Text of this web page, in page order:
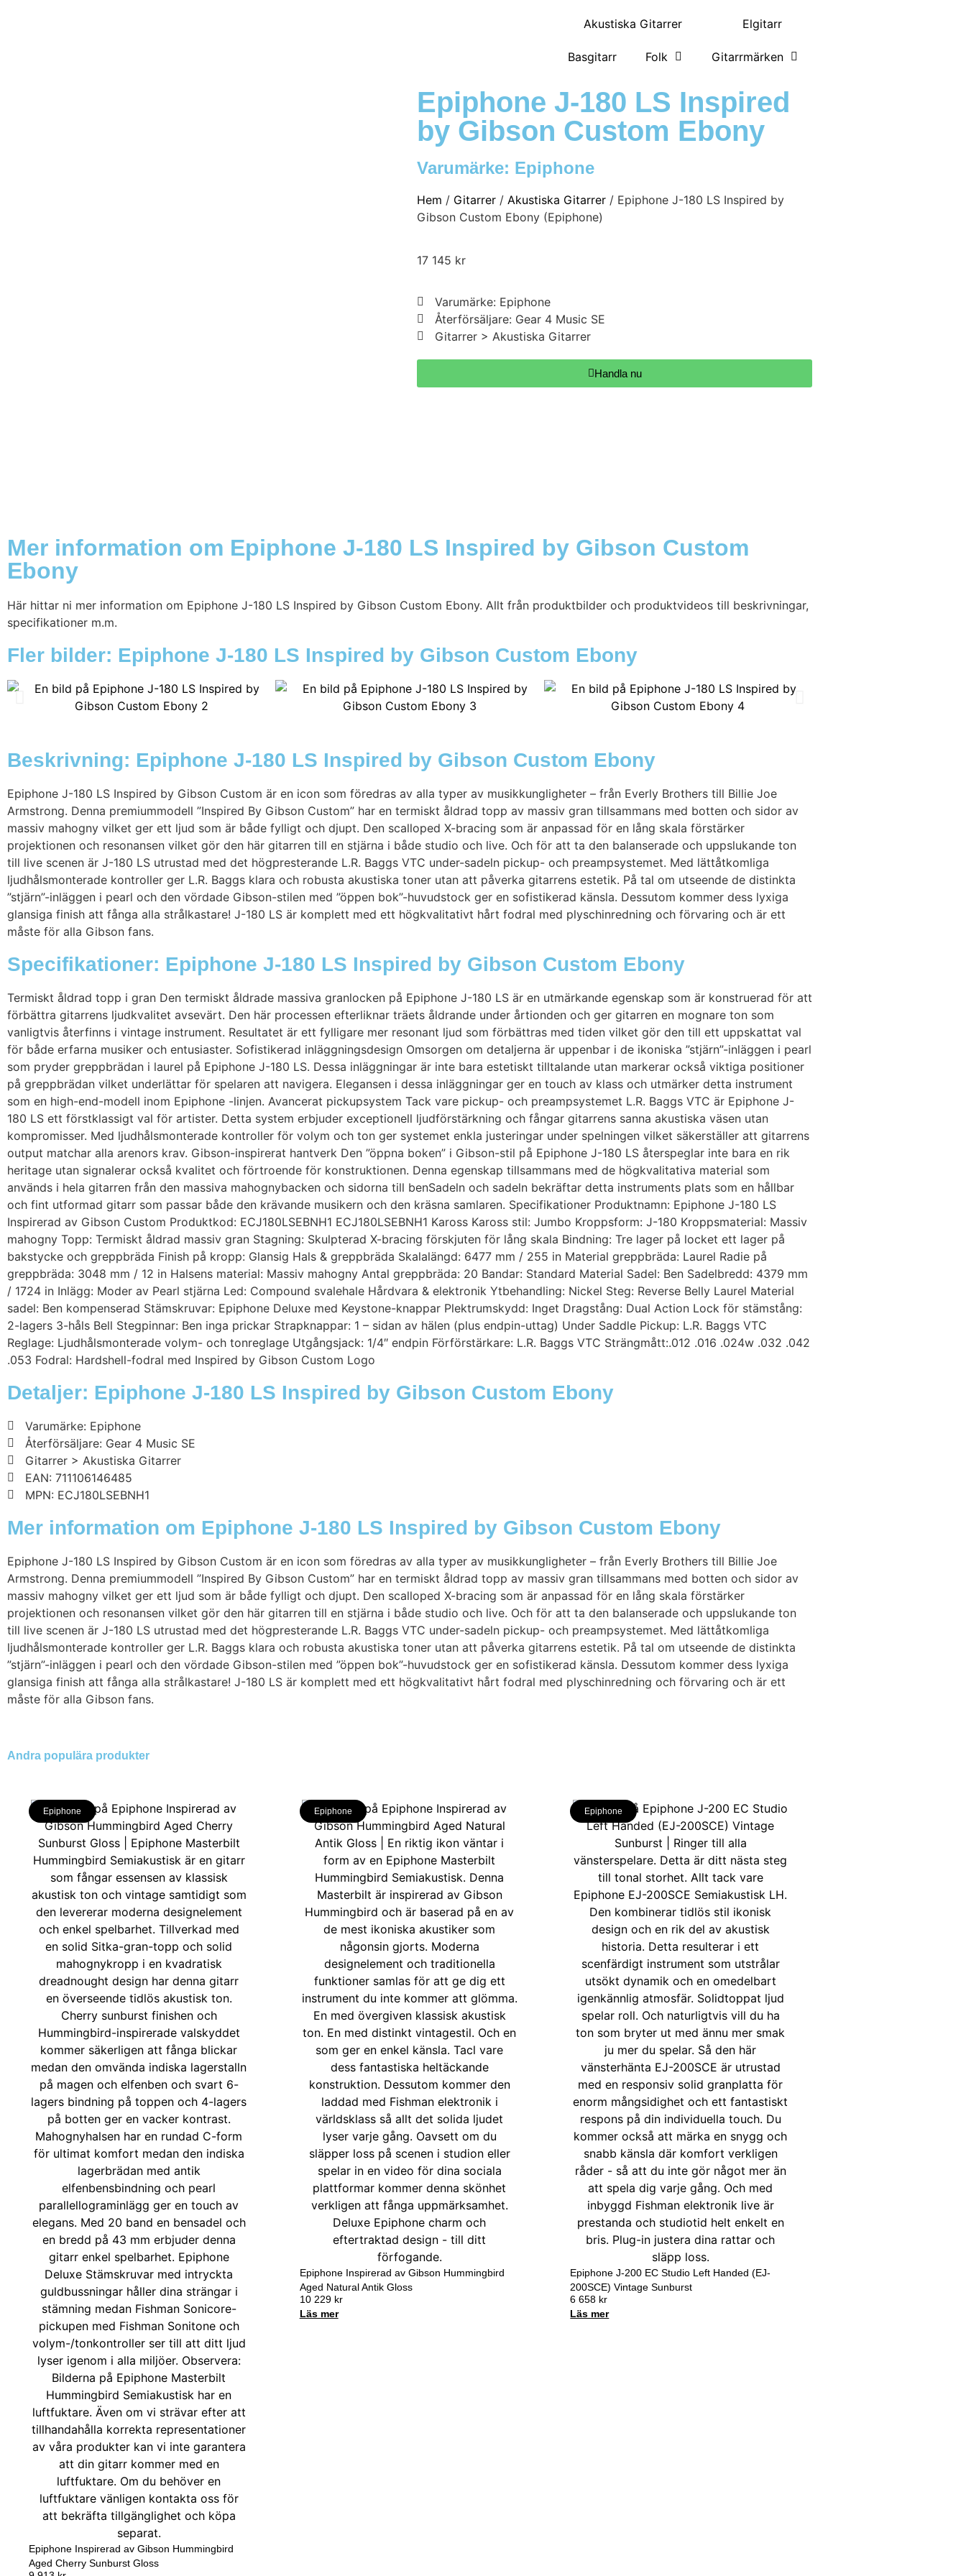
Akustiska Gitarrer Elgitarr
Basgitarr Folk Gitarrmärken
Epiphone J-180 LS Inspired
by Gibson Custom Ebony
Varumärke: Epiphone
Hem / Gitarrer / Akustiska Gitarrer / Epiphone J-180 LS Inspired by
Gibson Custom Ebony (Epiphone)
17 145 kr
Varumärke: Epiphone
Återförsäljare: Gear 4 Music SE
Gitarrer > Akustiska Gitarrer
Handla nu
Mer information om Epiphone J-180 LS Inspired by Gibson Custom
Ebony
Här hittar ni mer information om Epiphone J-180 LS Inspired by Gibson Custom Ebony. Allt från produktbilder och produktvideos till beskrivningar,
specifikationer m.m.
Fler bilder: Epiphone J-180 LS Inspired by Gibson Custom Ebony
Beskrivning: Epiphone J-180 LS Inspired by Gibson Custom Ebony
Epiphone J-180 LS Inspired by Gibson Custom är en icon som föredras av alla typer av musikkungligheter – från Everly Brothers till Billie Joe
Armstrong. Denna premiummodell ”Inspired By Gibson Custom” har en termiskt åldrad topp av massiv gran tillsammans med botten och sidor av
massiv mahogny vilket ger ett ljud som är både fylligt och djupt. Den scalloped X-bracing som är anpassad för en lång skala förstärker
projektionen och resonansen vilket gör den här gitarren till en stjärna i både studio och live. Och för att ta den balanserade och uppslukande ton
till live scenen är J-180 LS utrustad med det högpresterande L.R. Baggs VTC under-sadeln pickup- och preampsystemet. Med lättåtkomliga
ljudhålsmonterade kontroller ger L.R. Baggs klara och robusta akustiska toner utan att påverka gitarrens estetik. På tal om utseende de distinkta
”stjärn”-inläggen i pearl och den vördade Gibson-stilen med ”öppen bok”-huvudstock ger en sofistikerad känsla. Dessutom kommer dess lyxiga
glansiga finish att fånga alla strålkastare! J-180 LS är komplett med ett högkvalitativt hårt fodral med plyschinredning och förvaring och är ett
måste för alla Gibson fans.
Specifikationer: Epiphone J-180 LS Inspired by Gibson Custom Ebony
Termiskt åldrad topp i gran Den termiskt åldrade massiva granlocken på Epiphone J-180 LS är en utmärkande egenskap som är konstruerad för att
förbättra gitarrens ljudkvalitet avsevärt. Den här processen efterliknar träets åldrande under årtionden och ger gitarren en mognare ton som
vanligtvis återfinns i vintage instrument. Resultatet är ett fylligare mer resonant ljud som förbättras med tiden vilket gör den till ett uppskattat val
för både erfarna musiker och entusiaster. Sofistikerad inläggningsdesign Omsorgen om detaljerna är uppenbar i de ikoniska ”stjärn”-inläggen i pearl
som pryder greppbrädan i laurel på Epiphone J-180 LS. Dessa inläggningar är inte bara estetiskt tilltalande utan markerar också viktiga positioner
på greppbrädan vilket underlättar för spelaren att navigera. Elegansen i dessa inläggningar ger en touch av klass och utmärker detta instrument
som en high-end-modell inom Epiphone -linjen. Avancerat pickupsystem Tack vare pickup- och preampsystemet L.R. Baggs VTC är Epiphone J-
180 LS ett förstklassigt val för artister. Detta system erbjuder exceptionell ljudförstärkning och fångar gitarrens sanna akustiska väsen utan
kompromisser. Med ljudhålsmonterade kontroller för volym och ton ger systemet enkla justeringar under spelningen vilket säkerställer att gitarrens
output matchar alla arenors krav. Gibson-inspirerat hantverk Den ”öppna boken” i Gibson-stil på Epiphone J-180 LS återspeglar inte bara en rik
heritage utan signalerar också kvalitet och förtroende för konstruktionen. Denna egenskap tillsammans med de högkvalitativa material som
används i hela gitarren från den massiva mahognybacken och sidorna till benSadeln och sadeln bekräftar detta instruments plats som en hållbar
och fint utformad gitarr som passar både den krävande musikern och den kräsna samlaren. Specifikationer Produktnamn: Epiphone J-180 LS
Inspirerad av Gibson Custom Produktkod: ECJ180LSEBNH1 ECJ180LSEBNH1 Kaross Kaross stil: Jumbo Kroppsform: J-180 Kroppsmaterial: Massiv
mahogny Topp: Termiskt åldrad massiv gran Stagning: Skulpterad X-bracing förskjuten för lång skala Bindning: Tre lager på locket ett lager på
bakstycke och greppbräda Finish på kropp: Glansig Hals & greppbräda Skalalängd: 6477 mm / 255 in Material greppbräda: Laurel Radie på
greppbräda: 3048 mm / 12 in Halsens material: Massiv mahogny Antal greppbräda: 20 Bandar: Standard Material Sadel: Ben Sadelbredd: 4379 mm
/ 1724 in Inlägg: Moder av Pearl stjärna Led: Compound svalehale Hårdvara & elektronik Ytbehandling: Nickel Steg: Reverse Belly Laurel Material
sadel: Ben kompenserad Stämskruvar: Epiphone Deluxe med Keystone-knappar Plektrumskydd: Inget Dragstång: Dual Action Lock för stämstång:
2-lagers 3-håls Bell Stegpinnar: Ben inga prickar Strapknappar: 1 – sidan av hälen (plus endpin-uttag) Under Saddle Pickup: L.R. Baggs VTC
Reglage: Ljudhålsmonterade volym- och tonreglage Utgångsjack: 1/4″ endpin Förförstärkare: L.R. Baggs VTC Strängmått:.012 .016 .024w .032 .042
.053 Fodral: Hardshell-fodral med Inspired by Gibson Custom Logo
Detaljer: Epiphone J-180 LS Inspired by Gibson Custom Ebony
Varumärke: Epiphone
Återförsäljare: Gear 4 Music SE
Gitarrer > Akustiska Gitarrer
EAN: 711106146485
MPN: ECJ180LSEBNH1
Mer information om Epiphone J-180 LS Inspired by Gibson Custom Ebony
Epiphone J-180 LS Inspired by Gibson Custom är en icon som föredras av alla typer av musikkungligheter – från Everly Brothers till Billie Joe
Armstrong. Denna premiummodell ”Inspired By Gibson Custom” har en termiskt åldrad topp av massiv gran tillsammans med botten och sidor av
massiv mahogny vilket ger ett ljud som är både fylligt och djupt. Den scalloped X-bracing som är anpassad för en lång skala förstärker
projektionen och resonansen vilket gör den här gitarren till en stjärna i både studio och live. Och för att ta den balanserade och uppslukande ton
till live scenen är J-180 LS utrustad med det högpresterande L.R. Baggs VTC under-sadeln pickup- och preampsystemet. Med lättåtkomliga
ljudhålsmonterade kontroller ger L.R. Baggs klara och robusta akustiska toner utan att påverka gitarrens estetik. På tal om utseende de distinkta
”stjärn”-inläggen i pearl och den vördade Gibson-stilen med ”öppen bok”-huvudstock ger en sofistikerad känsla. Dessutom kommer dess lyxiga
glansiga finish att fånga alla strålkastare! J-180 LS är komplett med ett högkvalitativt hårt fodral med plyschinredning och förvaring och är ett
måste för alla Gibson fans.
Andra populära produkter
Epiphone
Epiphone Inspirerad av Gibson Hummingbird
Aged Cherry Sunburst Gloss
Epiphone
Epiphone Inspirerad av Gibson Hummingbird
Aged Natural Antik Gloss
10 229 kr
Läs mer
Epiphone
Epiphone J-200 EC Studio Left Handed (EJ-
200SCE) Vintage Sunburst
6 658 kr
Läs mer